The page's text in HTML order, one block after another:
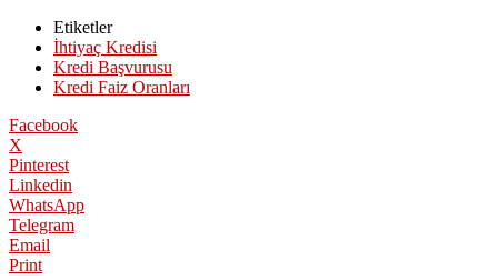
Etiketler
İhtiyaç Kredisi
Kredi Başvurusu
Kredi Faiz Oranları
Facebook
X
Pinterest
Linkedin
WhatsApp
Telegram
Email
Print